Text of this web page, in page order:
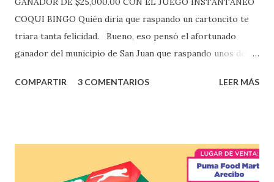
COQUI BINGO Quién diría que raspando un cartoncito te
triara tanta felicidad. Bueno, eso pensó el afortunado
ganador del municipio de San Juan que raspando unos de
obtuvo un premio de $25,000,00 dólares. Este es el anuncio
ganador fue vendido en la farmacia Yarimar de la
Urbanización Las Lomas en el Municipio de San Juan
COMPARTIR 3 COMENTARIOS LEER MÁS